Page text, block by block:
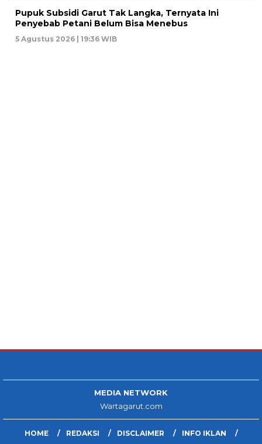
Pupuk Subsidi Garut Tak Langka, Ternyata Ini
Penyebab Petani Belum Bisa Menebus
5 Agustus 2026 | 19:36 WIB
MEDIA NETWORK
Wartagarut.com
HOME REDAKSI DISCLAIMER
INFO IKLAN